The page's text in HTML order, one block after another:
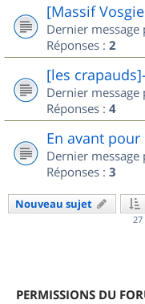
[Massif
Dernier message
Réponses : 2
[les
Dernier message
Réponses : 4
En avant pour
Dernier message
Réponses : 3
Nouveau sujet
PERMISSIONS DU